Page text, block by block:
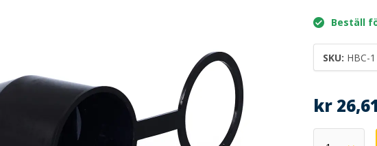
Beställ
SKU: HBC-1
kr 26,61